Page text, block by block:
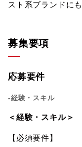
スト系ブランドに
募集要項
応募要件
-経験・スキル
＜経験・スキル＞
【必須要件】